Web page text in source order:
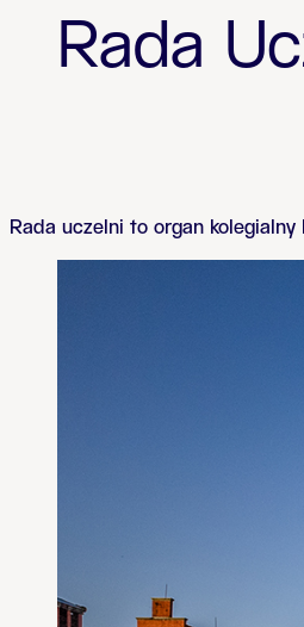
Rada
Rada uczelni to organ